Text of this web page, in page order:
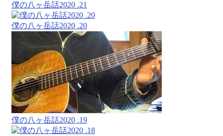
僕の八ヶ岳話2020 .21
僕の八ヶ岳話2020 .20
僕の八ヶ岳話2020 .19